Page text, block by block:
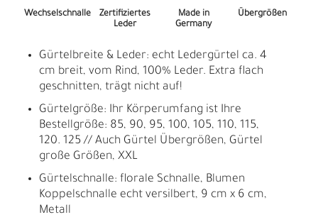
Wechselschnalle
Zertifiziertes
Leder
Made in
Germany
Übergrößen
Gürtelbreite & Leder: echt Ledergürtel ca. 4
cm breit, vom Rind, 100% Leder. Extra flach
geschnitten, trägt nicht auf!
Gürtelgröße: Ihr Körperumfang ist Ihre
Bestellgröße: 85, 90, 95, 100, 105, 110, 115,
120. 125 // Auch Gürtel Übergrößen, Gürtel
große Größen, XXL
Gürtelschnalle: florale Schnalle, Blumen
Koppelschnalle echt versilbert, 9 cm x 6 cm,
Metall